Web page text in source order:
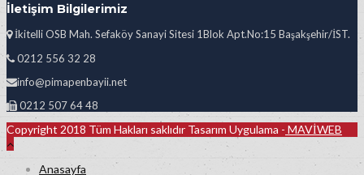
İletişim Bilgilerimiz
İkitelli OSB Mah. Sefaköy Sanayi Sitesi 1Blok Apt.No:15 Başakşehir/İST.
0212 556 32 28
info@pimapenbayii.net
0212 507 64 48
Copyright 2018 Tüm Hakları saklıdır Tasarım Uygulama - MAVİWEB
Anasayfa